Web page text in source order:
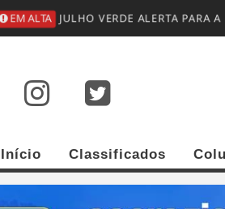
EM ALTA JULHO VERDE ALERTA PARA
Início Classificados